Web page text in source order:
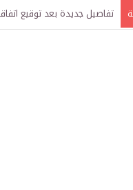
خبير اقتصادي يتوقع وصول غرام الذهب إلى 12